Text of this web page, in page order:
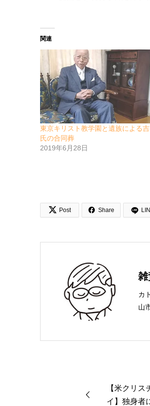
関連
東京キリスト教学園と遺族による
氏の合同葬
2019年6月28日
 Post  Share
カ
山
【米クリ
イ】独身者